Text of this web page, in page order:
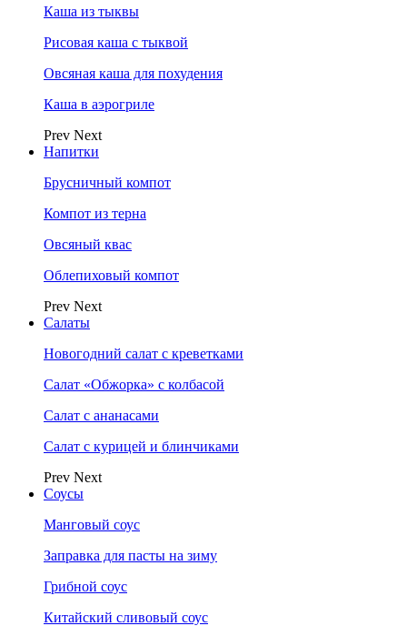
Каша из тыквы
Рисовая каша с тыквой
Овсяная каша для похудения
Каша в аэрогриле
Prev Next
Напитки
Брусничный компот
Компот из терна
Овсяный квас
Облепиховый компот
Prev Next
Салаты
Новогодний салат с креветками
Салат «Обжорка» с колбасой
Салат с ананасами
Салат с курицей и блинчиками
Prev Next
Соусы
Манговый соус
Заправка для пасты на зиму
Грибной соус
Китайский сливовый соус